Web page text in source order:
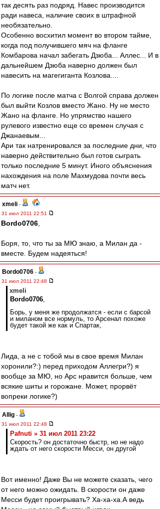
так десять раз подряд. Навес производится
ради навеса, наличие своих в штрафной
необязательно.
Особенно восхитил момент во втором тайме,
когда под получившего мяч на фланге
Комбарова начал забегать Дзюба... Аллес... И в
дальнейшем Дзюба наверно должен был
навесить на магегиганта Козлова....
По логике после матча с Волгой справа должен
был выйти Козлов вместо Жано. Ну не место
Жано на фланге. Но упрямство нашего
рулевого известно еще со времен случая с
Джанаевым...
Ари так натренировался за последние дни, что
наверно действительно был готов сыграть
только последние 5 минут. Иного объяснения
нахождения на поле Махмудова почти весь
матч нет.
xmeli -
31 июл 2011 22:51
Bordo0706
Боря, то, что ты за МЮ знаю, а Милан да -
вместе. Будем надеяться!
Bordo0706 -
31 июл 2011 22:48
xmeli
Bordo0706,
Борь, у меня же продолжатся - если с барсой
и миланом все нормуль, то Арсенал похоже
будет такой же как и Спартак,
Лида, а не с тобой мы в свое время Милан
хоронили?:) перед приходом Аллегри?) я
вообще за МЮ, но Арс нравится больше, чем
всякие шиты и горожане. Может, прорвёт
вопреки логике?)
Allig -
31 июл 2011 22:48
Pafnuti » 31 июл 2011 23:22
Скорость? он достаточно быстр, но не надо
ждать от него скорости Месси, он другой
Вот именно! Даже Вы не можете сказать, чего
от него можно ожидать. В скорости он даже
Месси будет проигрывать? Ха-ха-ха.А ведь